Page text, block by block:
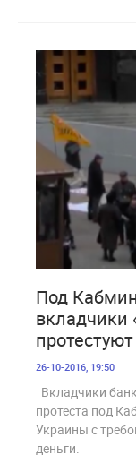
Под
вкладчики
протестуют
26-10-2016, 19:50
Вкладчики
протеста под
Украины с
деньги.